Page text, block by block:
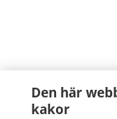
Den här
kakor